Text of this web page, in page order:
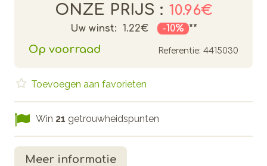
ONZE PRIJS : 10.96€
Uw winst: 1.22€ -10% **
Op voorraad Referentie: 4415030
Toevoegen aan favorieten
Win 21 getrouwheidspunten
Meer informatie